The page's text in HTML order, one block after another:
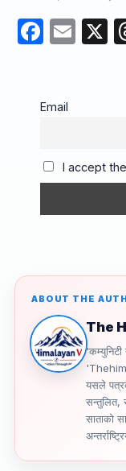
F
e
o
o
k
E X
Email
I accept
ABOUT THE
The
यसले
सन्तुलित,
साताको